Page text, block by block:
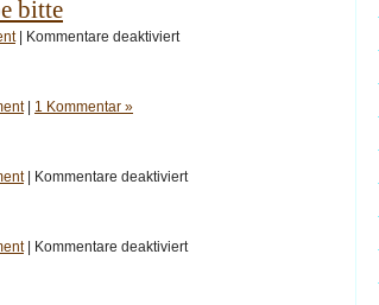
bitte
| Kommentare deaktiviertfür
| 1 Kommentar »
| Kommentare deaktiviertfür
| Kommentare deaktiviertfür